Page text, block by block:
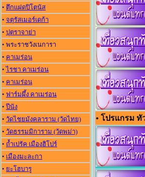
• ตึกแฝดปิโตนัส
• จตุรัสเมอร์เดก้า
• ปุตราจาย่า
• พระราชวังเนการา
• คาเมร่อน
•ไรชา คาเมร่อน
• คาเมร่อน
• ฟาร์มผึ้ง คาเมร่อน
• ปีนัง
• วัดไชยมังคลาราม (วัดไทย)
• วัดธรรมมิการาม (วัดพม่า)
• ถ้ำเปรัค เมืองฮิโปร์
• เมืองมะละกา
• ยะโฮบารู
• โปรแกรม ทั